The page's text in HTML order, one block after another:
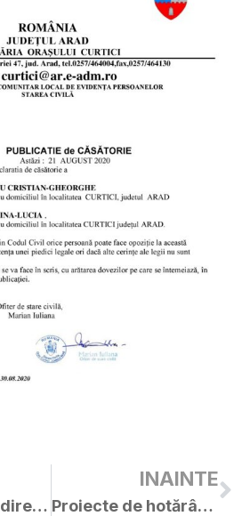
Anunț selecție director general S.C. Regio Integral S.A.
INAINTE
Proiecte de hotărâri pentru ședința ordinară din 27.08.2020